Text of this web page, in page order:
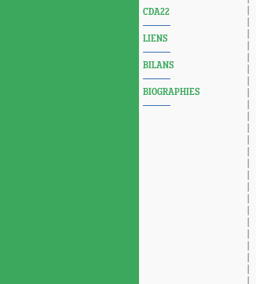
CDA22
LIENS
BILANS
BIOGRAPHIES